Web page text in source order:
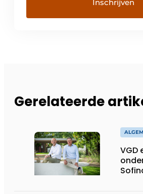
Gerelateerde
VGD